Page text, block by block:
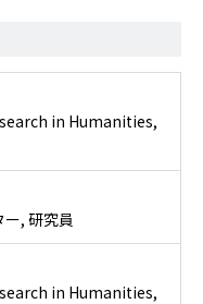
in Humanities,
, 研究員
in Humanities,